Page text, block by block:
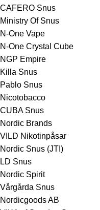
CAFERO Snus
Ministry Of Snus
N-One Vape
N-One Crystal Cube
NGP Empire
Killa Snus
Pablo Snus
Nicotobacco
CUBA Snus
Nordic Brands
VILD Nikotinpåsar
Nordic Snus (JTI)
LD Snus
Nordic Spirit
Vårgårda Snus
Nordicgoods AB